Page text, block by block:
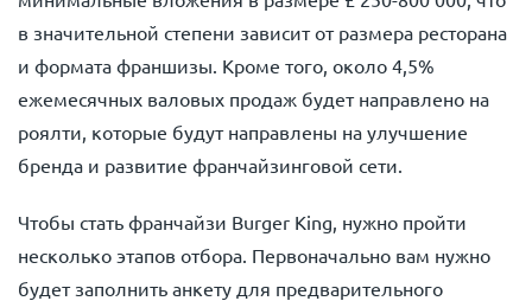
в значительной степени зависит от размера ресторана
и формата франшизы. Кроме того, около 4,5%
ежемесячных валовых продаж будет направлено на
роялти, которые будут направлены на улучшение
бренда и развитие франчайзинговой сети.
Чтобы стать франчайзи Burger King, нужно пройти
несколько этапов отбора. Первоначально вам нужно
будет заполнить анкету для предварительного